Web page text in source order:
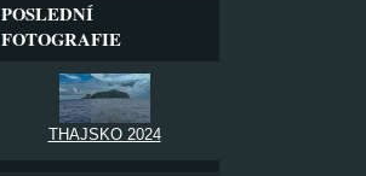
POSLEDNÍ
FOTOGRAFIE
THAJSKO 2024